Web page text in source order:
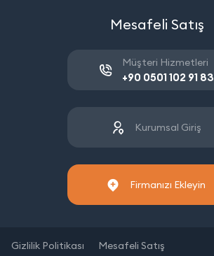
Mesafeli Satış
Müşteri Hizmetleri
+90 0501 102 91 83
Kurumsal Giriş
Firmanızı Ekleyin
Gizlilik Politikası Mesafeli Satış